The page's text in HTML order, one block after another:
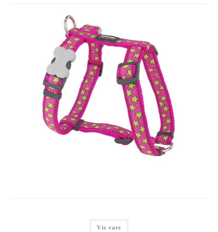
RED DINGO SELE, LIME STJERNER
Login for at se priser
Vis vare